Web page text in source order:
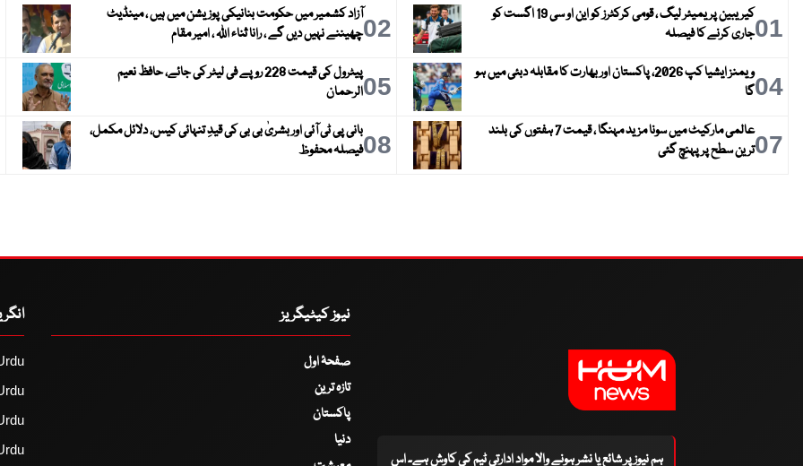
01
کیریبین پریمیئر لیگ ، قومی کرکٹرز کو این او سی 19 اگست کو
جاری کرنے کا فیصلہ
02آزاد کشمیر میں حکومت بنانیکی پوزیشن میں ہیں ، مینڈیٹ
چھیننے نہیں دیں گے ، رانا ثناء اللہ ، امیر مقام
04
ویمنز ایشیا کپ 2026، پاکستان اور بھارت کا مقابلہ دبئی میں ہو
گا
05
پیٹرول کی قیمت 228 روپے فی لیٹر کی جائے، حافظ نعیم
الرحمان
07
عالمی مارکیٹ میں سونا مزید مہنگا ، قیمت 7 ہفتوں کی بلند
ترین سطح پر پہنچ گئی
08بانی پی ٹی آئی اور بشریٰ بی بی کی قیدِ تنہائی کیس، دلائل مکمل،
فیصلہ محفوظ
ہم نیوز پر شائع یا نشر ہونے والا مواد ادارتی ٹیم کی کاوش ہے۔ اس
نیوز کیٹیگریز
صفحۂ اول
تازہ ترین
پاکستان
دنیا